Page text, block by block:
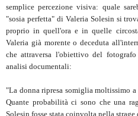
semplice percezione visiva: quale
"sosia perfetta" di Valeria Solesin si
proprio in quell'ora e in quelle
Valeria già morente o deceduta
che attraversa l'obiettivo del
analisi documentali:
"La donna ripresa somiglia moltissimo
Quante probabilità ci sono che una
Solesin fosse stata coinvolta nella strage